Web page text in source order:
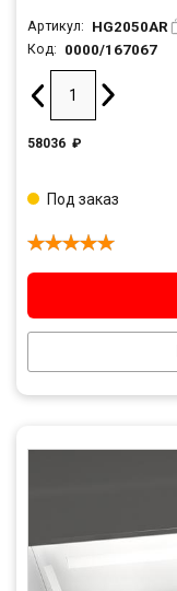
Артикул: HG2050AR
Код: 0000/167067
58036 ₽
Под заказ